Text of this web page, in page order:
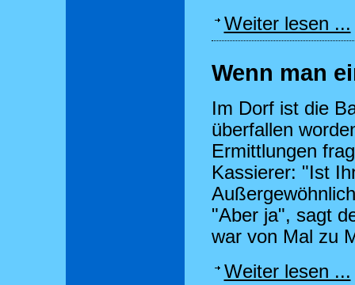
Weiter lesen ...
Wenn man
Im Dorf ist die
überfallen
Ermittlungen
Kassierer: "Ist
"Aber ja", sagt
war von Mal zu
Weiter lesen ...